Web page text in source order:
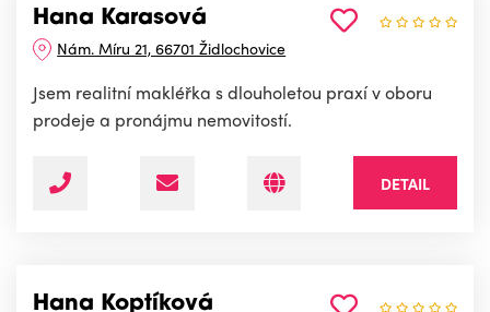
Hana Karasová
Nám. Míru 21, 66701 Židlochovice
Jsem realitní makléřka s dlouholetou praxí v oboru
prodeje a pronájmu nemovitostí.
DETAIL
Hana Koptíková